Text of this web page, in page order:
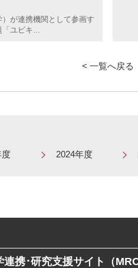
が連携機関として参画す
ユビキ...
< 一覧へ戻る
度 2024年度
携･研究支援サイト（